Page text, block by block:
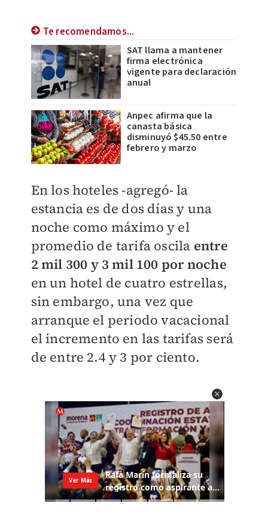
Te recomendamos...
SAT llama a mantener
firma electrónica
vigente para declaración
anual
Anpec afirma que la
canasta básica
disminuyó $45.50 entre
febrero y marzo
En los hoteles -agregó- la
estancia es de dos días y una
noche como máximo y el
promedio de tarifa oscila entre
2 mil 300 y 3 mil 100 por noche
en un hotel de cuatro estrellas,
sin embargo, una vez que
arranque el periodo vacacional
el incremento en las tarifas será
de entre 2.4 y 3 por ciento.